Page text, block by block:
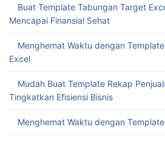
Buat Template Tabungan Target
Mencapai Finansial Sehat
Menghemat Waktu dengan
Excel
Mudah Buat Template Rekap
Tingkatkan Efisiensi Bisnis
Menghemat Waktu dengan